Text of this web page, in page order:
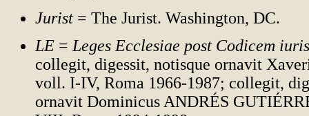
Jurist = The Jurist. Washington, DC.
LE = Leges Ecclesiae post Codicem
collegit, digessit, notisque ornavit
voll. I-IV, Roma 1966-1987; collegit,
ornavit Dominicus ANDRÉS